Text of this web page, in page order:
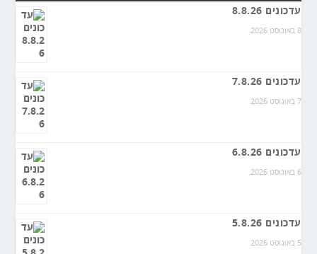
עדכונים 8.8.26
8 באוגוסט 2026
עדכונים 7.8.26
7 באוגוסט 2026
עדכונים 6.8.26
6 באוגוסט 2026
עדכונים 5.8.26
5 באוגוסט 2026